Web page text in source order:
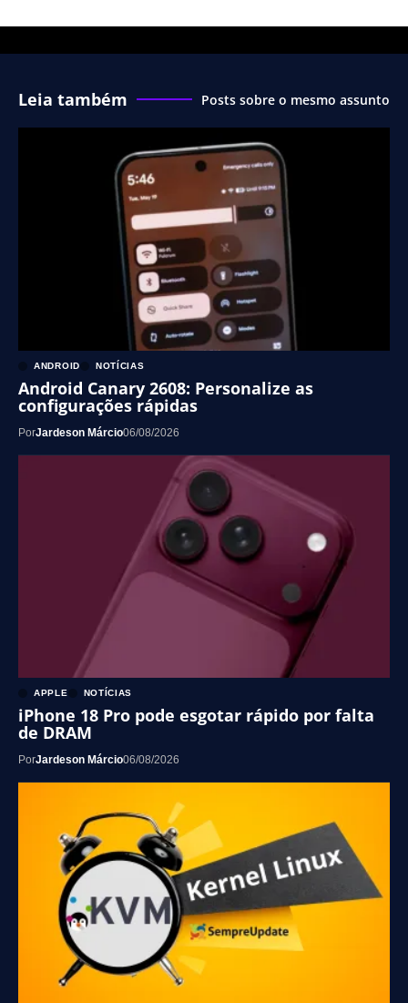
Leia também Posts sobre o mesmo assunto
ANDROID NOTÍCIAS
Android Canary 2608: Personalize as
configurações rápidas
PorJardeson Márcio06/08/2026
APPLE NOTÍCIAS
iPhone 18 Pro pode esgotar rápido por falta
de DRAM
PorJardeson Márcio06/08/2026